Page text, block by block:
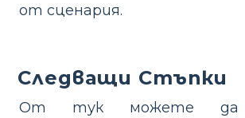
от сценария.
Следващи Стъпки
От тук можете да